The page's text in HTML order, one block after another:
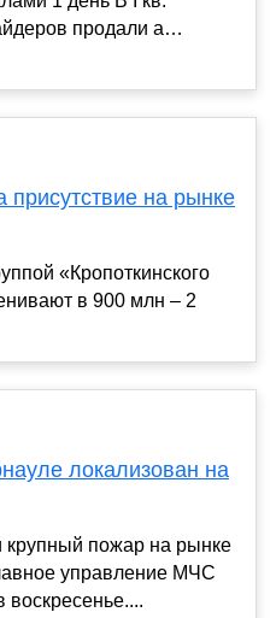
продали а…
на рынке
«Кропоткинского
в 900 млн – 2
локализован на
пожар на рынке
управление МЧС